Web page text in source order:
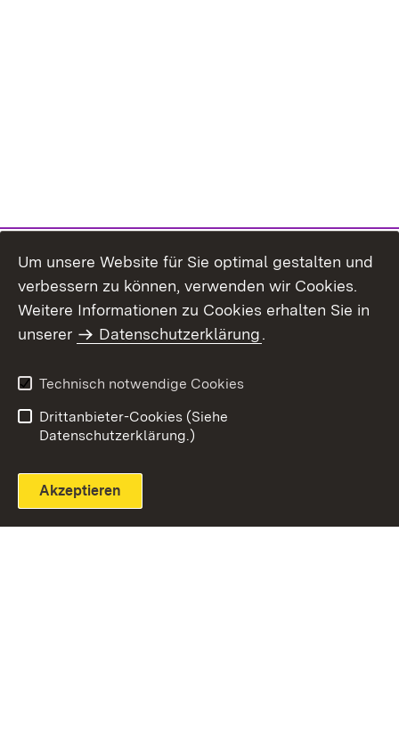
Themenübersicht
Um unsere Website für Sie optimal gestalten und
verbessern zu können, verwenden wir Cookies.
Weitere Informationen zu Cookies erhalten Sie in
unserer
Datenschutzerklärung.
Technisch notwendige Cookies
Drittanbieter-Cookies (Siehe
Datenschutzerklärung.)
Akzeptieren